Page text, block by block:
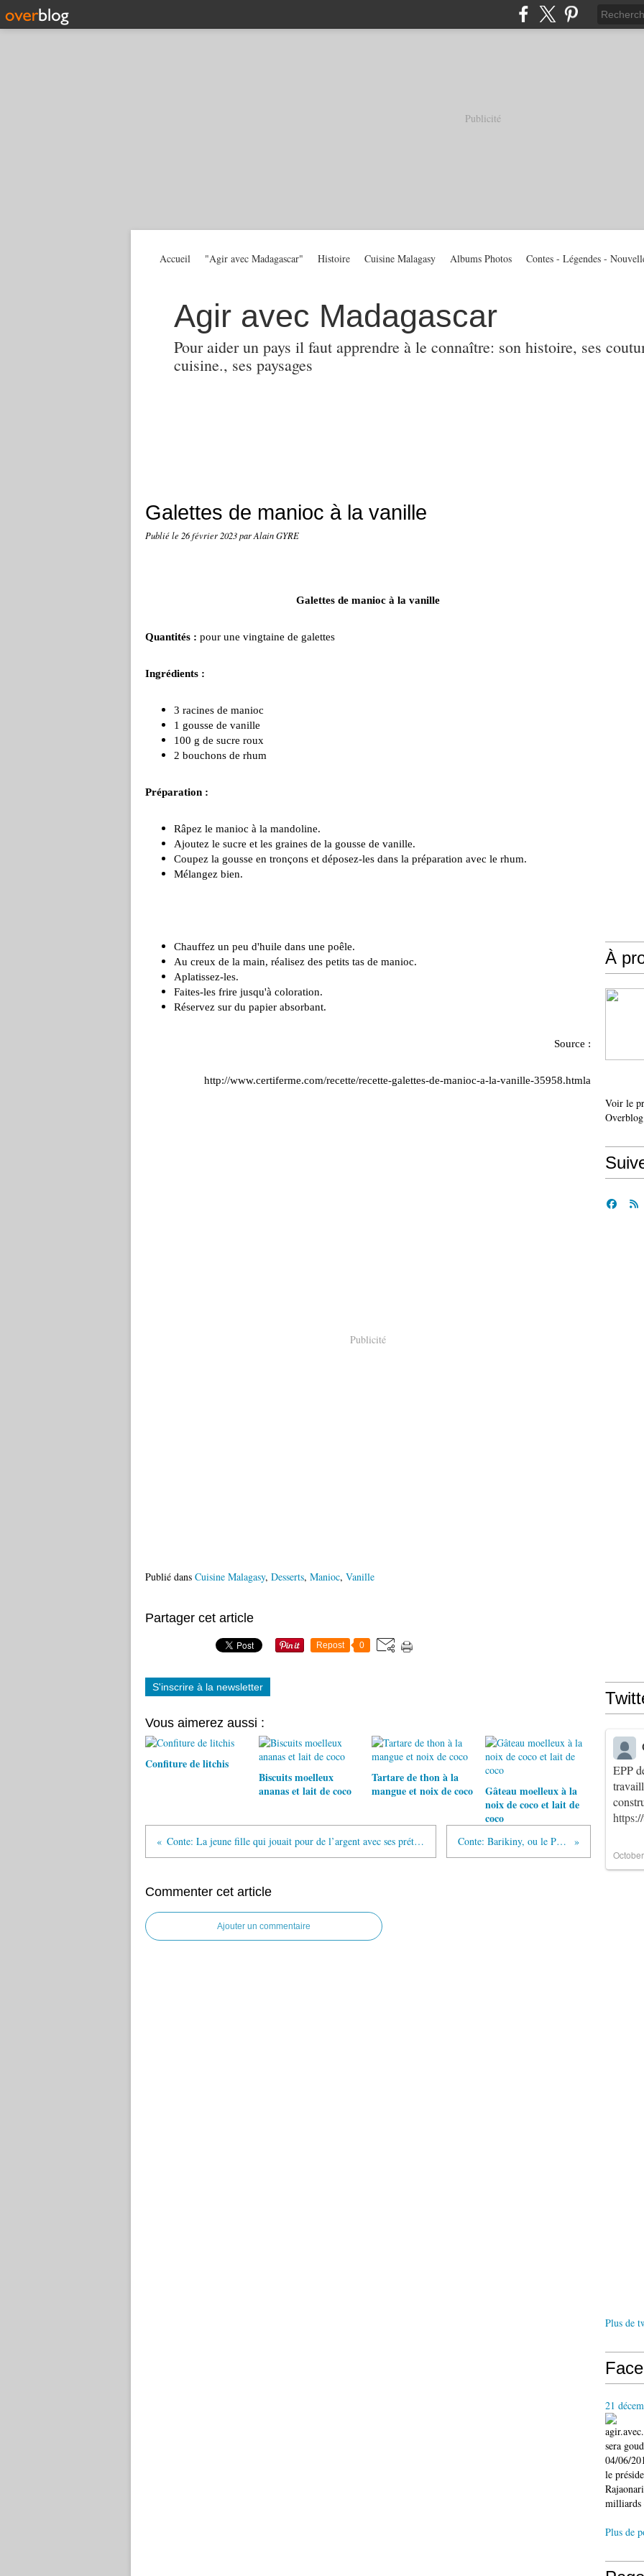
Publicité
Agir avec Madagascar
Pour aider un pays il faut apprendre à le connaître: son histoire, ses
cuisine., ses paysages
Accueil "Agir avec Madagascar" Histoire Cuisine Malagasy Albums Photos Contes - Légendes -
Galettes de manioc à la vanille
Publié le 26 février 2023par Alain GYRE
Galettes de manioc à la vanille
Quantités : pour une vingtaine de galettes
Ingrédients :
3 racines de manioc
1 gousse de vanille
100 g de sucre roux
2 bouchons de rhum
Préparation :
Râpez le manioc à la mandoline.
Ajoutez le sucre et les graines de la gousse de vanille.
Coupez la gousse en tronçons et déposez-les dans la préparation avec le rhum.
Mélangez bien.
Chauffez un peu d'huile dans une poêle.
Au creux de la main, réalisez des petits tas de manioc.
Aplatissez-les.
Faites-les frire jusqu'à coloration.
Réservez sur du papier absorbant.
Source :
http://www.certiferme.com/recette/recette-galettes-de-manioc-a-la-vanille-35958.htmla
Publicité
Publié dans Cuisine Malagasy, Desserts, Manioc, Vanille
Partager cet article
Repost 0
S'inscrire à la newsletter
Vous aimerez aussi :
Confiture de litchis
Biscuits moelleux
ananas et lait de coco
Tartare de thon à la
mangue et noix de coco
Gâteau moelleux à la
noix de coco et lait de
coco
Conte: La jeune fille qui jouait pour de l’argent avec ses prétendants Conte: Barikiny, ou le Pauvre
Commenter cet article
Ajouter un commentaire
À
Voir le
Overblog
EPP
Plus de
21
sera
04/06/
le
milliards
Plus de